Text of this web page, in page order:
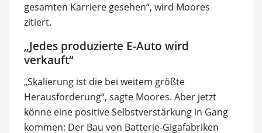
gesamten Karriere gesehen“, wird Moores
zitiert.
„Jedes produzierte E-Auto wird
verkauft“
„Skalierung ist die bei weitem größte
Herausforderung“, sagte Moores. Aber jetzt
könne eine positive Selbstverstärkung in Gang
kommen: Der Bau von Batterie-Gigafabriken